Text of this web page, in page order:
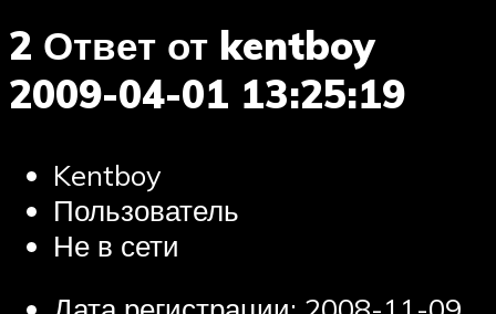
2 Ответ от kentboy
2009-04-01 13:25:19
Kentboy
Пользователь
Не в сети